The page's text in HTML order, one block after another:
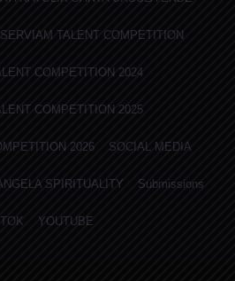
SERVIAM TALENT COMPETITION
COMPETITION 2024
COMPETITION 2025
2026 SOCIAL MEDIA
SPIRITUALITY Submissions
YOUTUBE